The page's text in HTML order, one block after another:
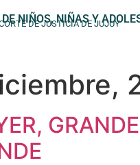
NIÑOS, NIÑAS Y
DE JUSTICIA DE JUJUY